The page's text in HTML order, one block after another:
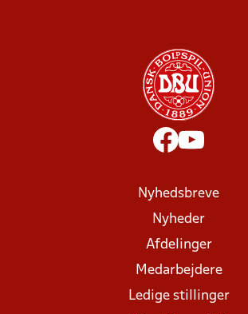
Nyhedsbreve
Nyheder
Afdelinger
Medarbejdere
Ledige stillinger